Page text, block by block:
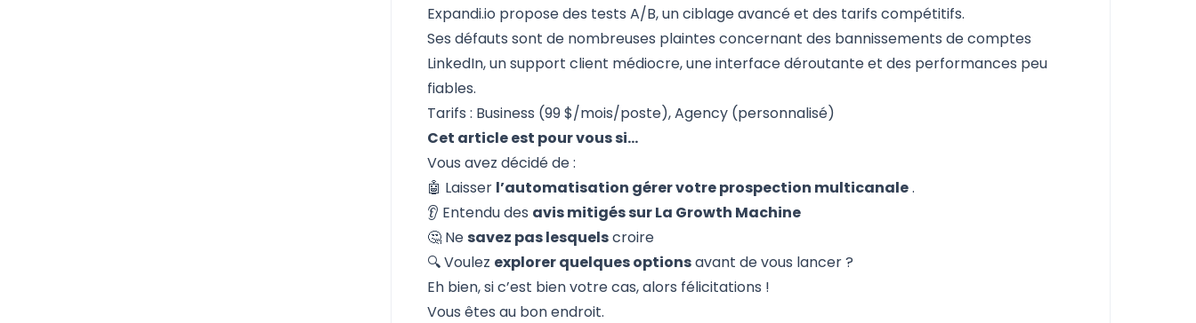
Expandi.io propose des tests A/B, un ciblage avancé et des tarifs compétitifs.
Ses défauts sont de nombreuses plaintes concernant des bannissements de comptes
LinkedIn, un support client médiocre, une interface déroutante et des performances peu
fiables.
Tarifs : Business (99 $/mois/poste), Agency (personnalisé)
Cet article est pour vous si...
Vous avez décidé de :
🤖 Laisser l’automatisation gérer votre prospection multicanale.
👂 Entendu des avis mitigés sur La Growth Machine
🤔 Nesavez pas lesquelscroire
🔍 Voulez explorer quelques optionsavant de vous lancer ?
Eh bien, si c’est bien votre cas, alors félicitations !
Vous êtes au bon endroit.